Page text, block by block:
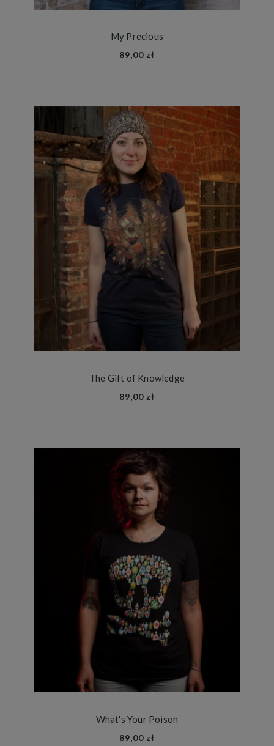
My Precious
89,00 zł
The Gift of Knowledge
89,00 zł
What's Your Poison
89,00 zł